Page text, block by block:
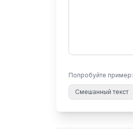
Попробуйте пример:
Смешанный текст